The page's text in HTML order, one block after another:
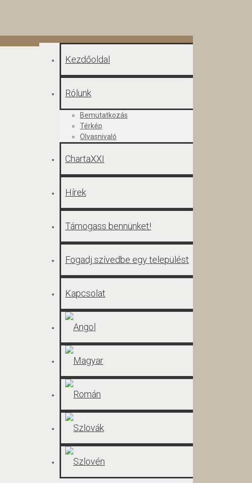
Kezdőoldal
Rólunk
Bemutatkozás
Térkép
Olvasnivaló
ChartaXXI
Hírek
Támogass bennünket!
Fogadj szívedbe egy települést
Kapcsolat